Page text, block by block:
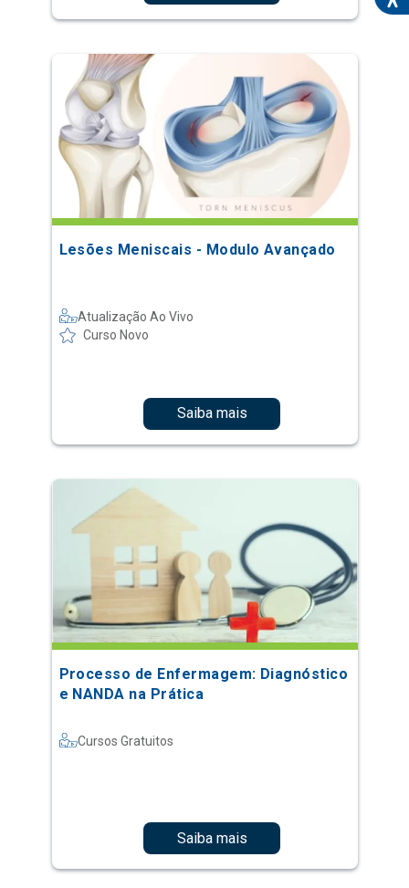
Lesões Meniscais - Modulo Avançado
Atualização Ao Vivo
Curso Novo
Saiba mais
Processo de Enfermagem: Diagnóstico
e NANDA na Prática
Cursos Gratuitos
Saiba mais